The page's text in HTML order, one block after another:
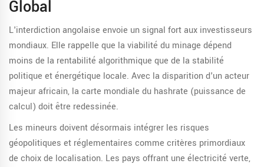
Global
L'interdiction angolaise envoie un signal fort aux investisseurs
mondiaux. Elle rappelle que la viabilité du minage dépend
moins de la rentabilité algorithmique que de la stabilité
politique et énergétique locale. Avec la disparition d'un acteur
majeur africain, la carte mondiale du hashrate (puissance de
calcul) doit être redessinée.
Les mineurs doivent désormais intégrer les risques
géopolitiques et réglementaires comme critères primordiaux
de choix de localisation. Les pays offrant une électricité verte,